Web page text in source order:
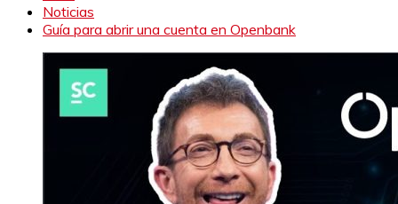
Noticias
Guía para abrir una cuenta en Openbank